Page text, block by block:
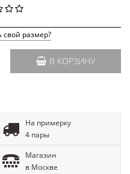
свой размер?
В КОРЗИНУ
На примерку
4 пары
Магазин
в Москве